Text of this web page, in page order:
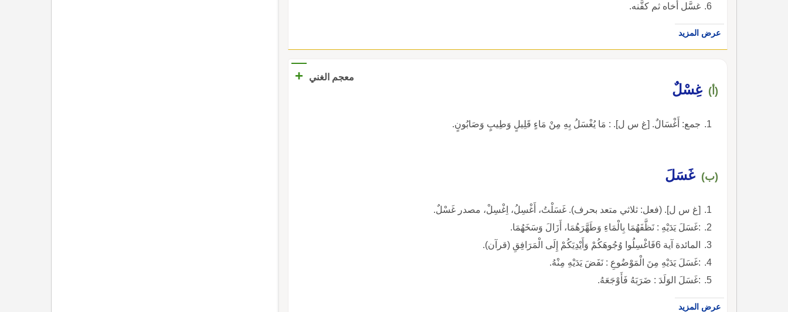
غسَّل أخاه ثم كفَّنه.
عرض المزيد
معجم الغني +
(أ) غِسْلٌ
جمع: أَغْسَالٌ. [غ س ل]. : مَا يُغْسَلُ بِهِ مِنْ مَاءٍ قَلِيلٍ وَطِيبٍ وَصَابُونٍ.
(ب) غَسَلَ
[غ س ل]. (فعل: ثلاثي متعد بحرف). غَسَلْتُ، أَغْسِلُ، اِغْسِلْ، مصدر غَسْلٌ.
:غَسَلَ يَدَيْهِ : نَظَّفَهُمَا بِالْمَاءِ وَطَهَّرَهُمَا، أَزَالَ وَسَخَهُمَا.
المائدة آية 6فَاغْسِلُوا وُجُوهَكُمْ وَأَيْدِيَكُمْ إِلَى الْمَرَافِقِ (قرآن).
:غَسَلَ يَدَيْهِ مِنَ الْمَوْضُوعِ : نَفَضَ يَدَيْهِ مِنْهُ.
:غَسَلَ الوَلَدَ : ضَرَبَهُ فَأَوْجَعَهُ.
عرض المزيد